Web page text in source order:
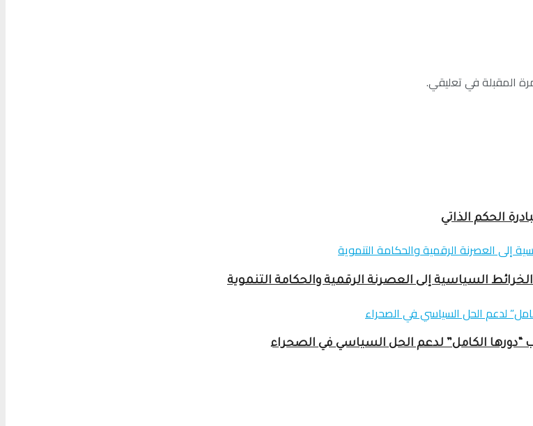
المقبلة في تعليقي.
الحكم الذاتي
الكامل” لدعم الحل السياسي في الصحراء